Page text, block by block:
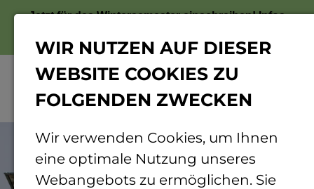
Jetzt für das Wintersemester einschreiben!Infos
© Carsten Costard | TH Bingen
WIR NUTZEN AUF DIESER
WEBSITE COOKIES ZU
FOLGENDEN ZWECKEN
Wir verwenden Cookies, um Ihnen
eine optimale Nutzung unseres
Webangebots zu ermöglichen. Sie